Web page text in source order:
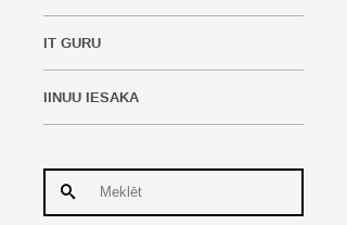
IT GURU
IINUU IESAKA